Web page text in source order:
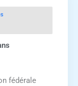
fédérale